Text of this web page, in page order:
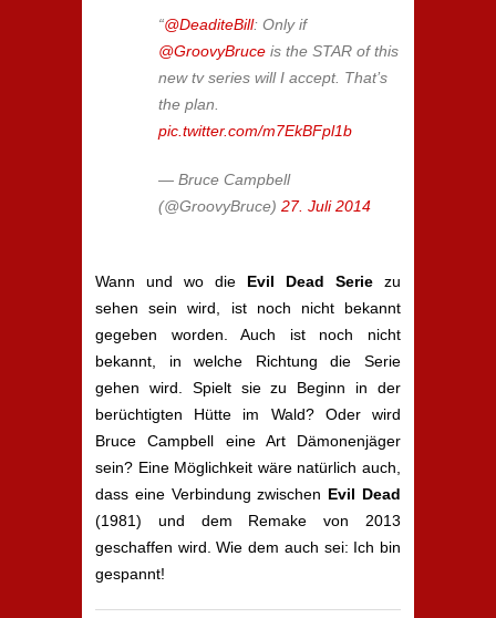
“@DeaditeBill: Only if
@GroovyBruce is the STAR of this
new tv series will I accept. That’s
the plan.
pic.twitter.com/m7EkBFpl1b
— Bruce Campbell
(@GroovyBruce) 27. Juli 2014
Wann und wo die Evil Dead Serie zu
sehen sein wird, ist noch nicht bekannt
gegeben worden. Auch ist noch nicht
bekannt, in welche Richtung die Serie
gehen wird. Spielt sie zu Beginn in der
berüchtigten Hütte im Wald? Oder wird
Bruce Campbell eine Art Dämonenjäger
sein? Eine Möglichkeit wäre natürlich auch,
dass eine Verbindung zwischen Evil Dead
(1981) und dem Remake von 2013
geschaffen wird. Wie dem auch sei: Ich bin
gespannt!